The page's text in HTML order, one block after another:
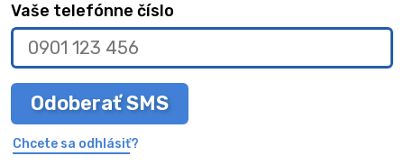
Vaše telefónne číslo
Odoberať SMS
Chcete sa odhlásiť?